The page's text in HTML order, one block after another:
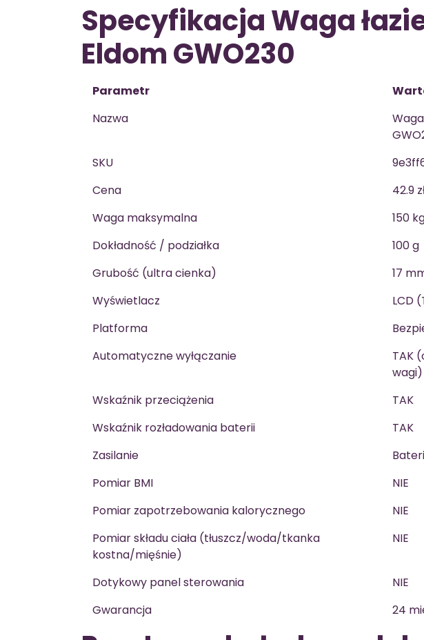
Specyfikacja Waga
Eldom GWO230
Parametr
Nazwa
SKU
Cena
42.9
Waga maksymalna
150
Dokładność / podziałka
100 g
Grubość (ultra cienka)
17
Wyświetlacz
LCD
Platforma
Automatyczne wyłączanie
TAK
wagi)
Wskaźnik przeciążenia
TAK
Wskaźnik rozładowania baterii
TAK
Zasilanie
Pomiar BMI
NIE
Pomiar zapotrzebowania kalorycznego
NIE
Pomiar składu ciała (tłuszcz/woda/tkanka
kostna/mięśnie)
NIE
Dotykowy panel sterowania
NIE
Gwarancja
24